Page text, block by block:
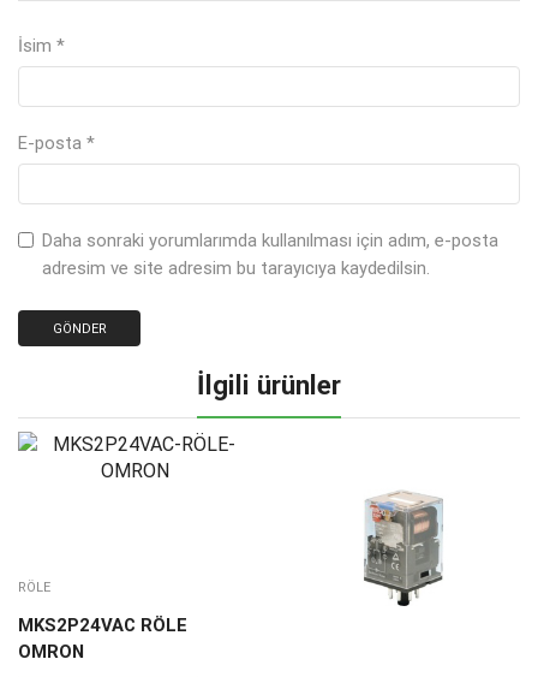
İsim *
E-posta *
Daha sonraki yorumlarımda kullanılması için adım, e-posta
adresim ve site adresim bu tarayıcıya kaydedilsin.
İlgili ürünler
RÖLE
MKS2P24VAC RÖLE
OMRON